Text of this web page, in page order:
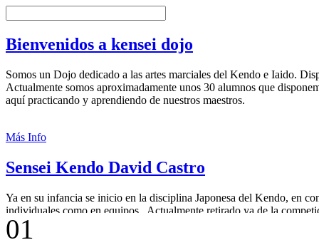
Bienvenidos a kensei dojo
Somos un Dojo dedicado a las artes marciales del Kendo e Iaido.
Actualmente somos aproximadamente unos 30 alumnos que
aquí practicando y aprendiendo de nuestros maestros.
Más Info
Sensei Kendo David Castro
Ya en su infancia se inicio en la disciplina Japonesa del Kendo, en
individuales como en equipos.. Actualmente retirado ya de la
Castro 5º Dan de Kendo, 1º Dan de Iaido y seleccionador
01